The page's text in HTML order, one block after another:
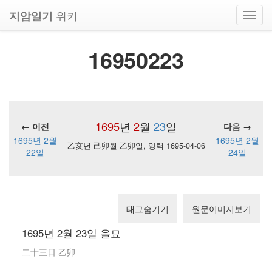
지암일기 위키
16950223
1695년 2월 23일
← 이전
다음 →
1695년 2월
22일
乙亥년 己卯월 乙卯일, 양력 1695-04-06
1695년 2월
24일
태그숨기기 원문이미지보기
1695년 2월 23일 을묘
二十三日 乙卯